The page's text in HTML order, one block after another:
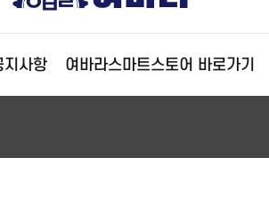
지사항 여바라스마트스토어 바로가기